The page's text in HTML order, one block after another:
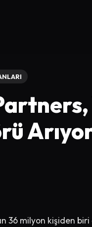
36 milyon kişiden biri